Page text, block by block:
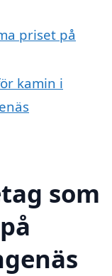
priset på
kamin i
som